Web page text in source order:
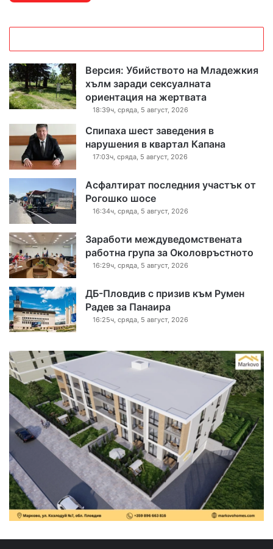
р
и
т
е
Версия: Убийството на Младежкия
хълм заради сексуалната
ориентация на жертвата
18:39ч, сряда, 5 август, 2026
Спипаха шест заведения в
нарушения в квартал Капана
17:03ч, сряда, 5 август, 2026
Асфалтират последния участък от
Рогошко шосе
16:34ч, сряда, 5 август, 2026
Заработи междуведомствената
работна група за Околовръстното
16:29ч, сряда, 5 август, 2026
ДБ-Пловдив с призив към Румен
Радев за Панаира
16:25ч, сряда, 5 август, 2026